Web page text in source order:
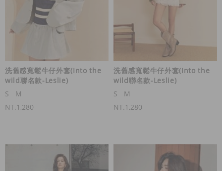
洗舊感寬鬆牛仔外套(Into the
wild聯名款-Leslie)
S
M
NT.1,280
洗舊感寬鬆牛仔外套(Into the
wild聯名款-Leslie)
S
M
NT.1,280